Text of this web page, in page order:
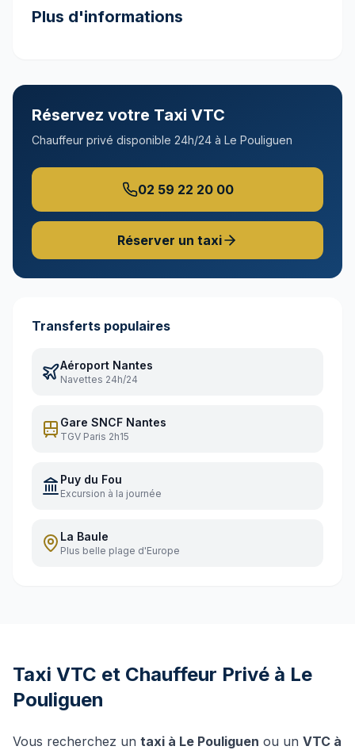
Plus d'informations
Réservez votre Taxi VTC
Chauffeur privé disponible 24h/24 à Le Pouliguen
02 59 22 20 00
Réserver un taxi
Transferts populaires
Aéroport Nantes
Navettes 24h/24
Gare SNCF Nantes
TGV Paris 2h15
Puy du Fou
Excursion à la journée
La Baule
Plus belle plage d'Europe
Taxi VTC et Chauffeur Privé à Le
Pouliguen
Vous recherchez un taxi à Le Pouliguen ou un VTC à